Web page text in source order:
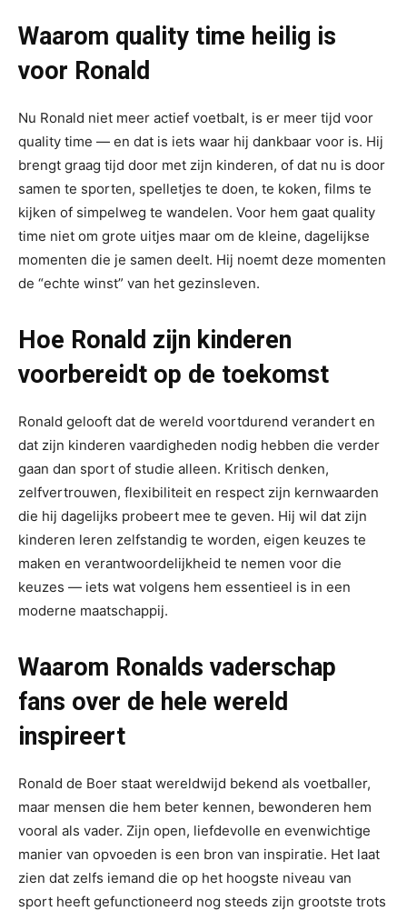
Waarom quality time heilig is
voor Ronald
Nu Ronald niet meer actief voetbalt, is er meer tijd voor
quality time — en dat is iets waar hij dankbaar voor is. Hij
brengt graag tijd door met zijn kinderen, of dat nu is door
samen te sporten, spelletjes te doen, te koken, films te
kijken of simpelweg te wandelen. Voor hem gaat quality
time niet om grote uitjes maar om de kleine, dagelijkse
momenten die je samen deelt. Hij noemt deze momenten
de “echte winst” van het gezinsleven.
Hoe Ronald zijn kinderen
voorbereidt op de toekomst
Ronald gelooft dat de wereld voortdurend verandert en
dat zijn kinderen vaardigheden nodig hebben die verder
gaan dan sport of studie alleen. Kritisch denken,
zelfvertrouwen, flexibiliteit en respect zijn kernwaarden
die hij dagelijks probeert mee te geven. Hij wil dat zijn
kinderen leren zelfstandig te worden, eigen keuzes te
maken en verantwoordelijkheid te nemen voor die
keuzes — iets wat volgens hem essentieel is in een
moderne maatschappij.
Waarom Ronalds vaderschap
fans over de hele wereld
inspireert
Ronald de Boer staat wereldwijd bekend als voetballer,
maar mensen die hem beter kennen, bewonderen hem
vooral als vader. Zijn open, liefdevolle en evenwichtige
manier van opvoeden is een bron van inspiratie. Het laat
zien dat zelfs iemand die op het hoogste niveau van
sport heeft gefunctioneerd nog steeds zijn grootste trots